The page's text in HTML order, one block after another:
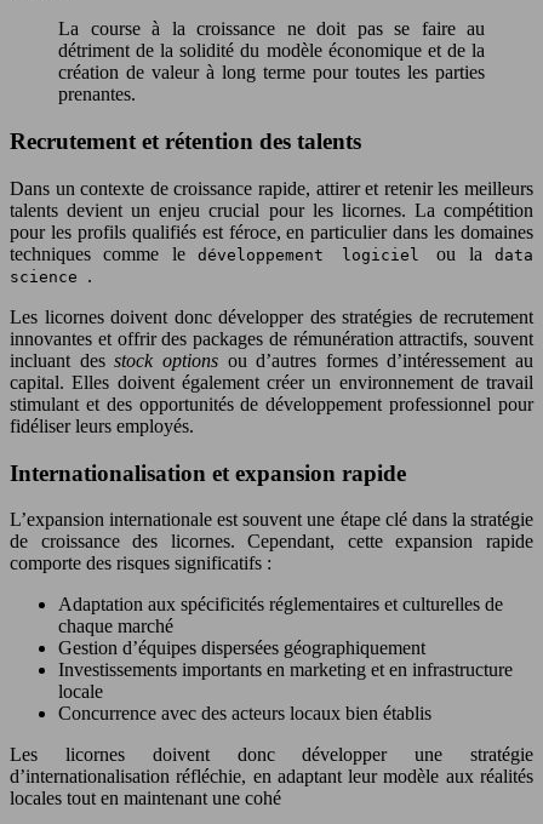
La course à la croissance ne doit pas se faire au
détriment de la solidité du modèle économique et de la
création de valeur à long terme pour toutes les parties
prenantes.
Recrutement et rétention des talents
Dans un contexte de croissance rapide, attirer et retenir les meilleurs
talents devient un enjeu crucial pour les licornes. La compétition
pour les profils qualifiés est féroce, en particulier dans les domaines
techniques comme ledéveloppement logicielou ladata
science .
Les licornes doivent donc développer des stratégies de recrutement
innovantes et offrir des packages de rémunération attractifs, souvent
incluant desstock options ou d’autres formes d’intéressement au
capital. Elles doivent également créer un environnement de travail
stimulant et des opportunités de développement professionnel pour
fidéliser leurs employés.
Internationalisation et expansion rapide
L’expansion internationale est souvent une étape clé dans la stratégie
de croissance des licornes. Cependant, cette expansion rapide
comporte des risques significatifs :
Adaptation aux spécificités réglementaires et culturelles de
chaque marché
Gestion d’équipes dispersées géographiquement
Investissements importants en marketing et en infrastructure
locale
Concurrence avec des acteurs locaux bien établis
Les licornes doivent donc développer une stratégie
d’internationalisation réfléchie, en adaptant leur modèle aux réalités
locales tout en maintenant une cohé